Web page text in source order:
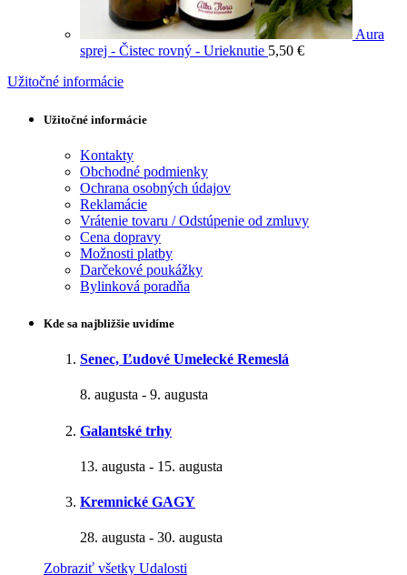
Aura
sprej - Čistec rovný - Urieknutie 5,50 €
Užitočné informácie
Užitočné informácie
Kontakty
Obchodné podmienky
Ochrana osobných údajov
Reklamácie
Vrátenie tovaru / Odstúpenie od zmluvy
Cena dopravy
Možnosti platby
Darčekové poukážky
Bylinková poradňa
Kde sa najbližšie uvidíme
Senec, Ľudové Umelecké Remeslá
8. augusta - 9. augusta
Galantské trhy
13. augusta - 15. augusta
Kremnické GAGY
28. augusta - 30. augusta
Zobraziť všetky Udalosti